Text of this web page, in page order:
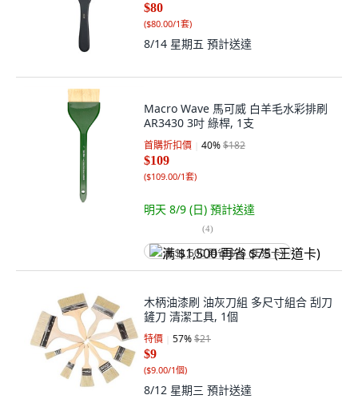
$80
($80.00/1套)
8/14 星期五 預計送達
Macro Wave 馬可威 白羊毛水彩排刷
AR3430 3吋 綠桿, 1支
首購折扣價 40%$182
$109
($109.00/1套)
明天 8/9 (日) 預計送達
(4)
满 $1,500 再省 $75 (王道卡)
木柄油漆刷 油灰刀組 多尺寸組合 刮刀
鏟刀 清潔工具, 1個
特價 57%$21
$9
($9.00/1個)
8/12 星期三 預計送達